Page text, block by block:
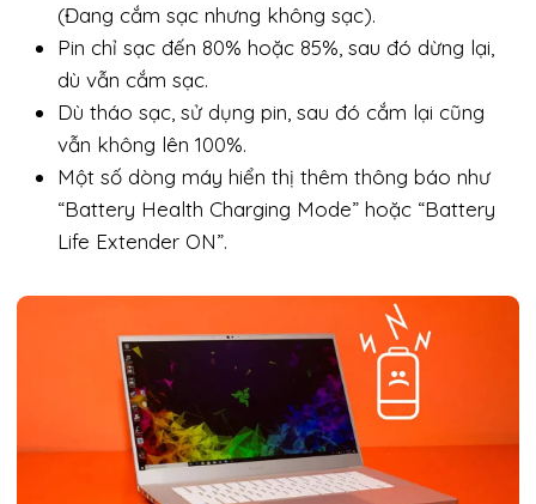
(Đang cắm sạc nhưng không sạc).
Pin chỉ sạc đến 80% hoặc 85%, sau đó dừng lại,
dù vẫn cắm sạc.
Dù tháo sạc, sử dụng pin, sau đó cắm lại cũng
vẫn không lên 100%.
Một số dòng máy hiển thị thêm thông báo như
“Battery Health Charging Mode” hoặc “Battery
Life Extender ON”.